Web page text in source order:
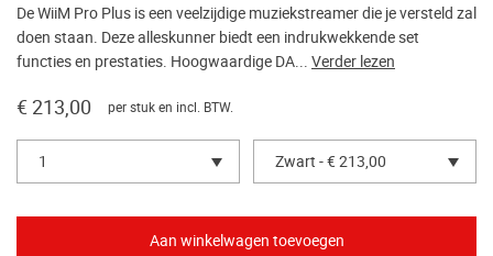
De WiiM Pro Plus is een veelzijdige muziekstreamer die je versteld zal
doen staan. Deze alleskunner biedt een indrukwekkende set
functies en prestaties. Hoogwaardige DA... Verder lezen
€ 213,00 per stuk en incl. BTW.
1 Zwart - € 213,00